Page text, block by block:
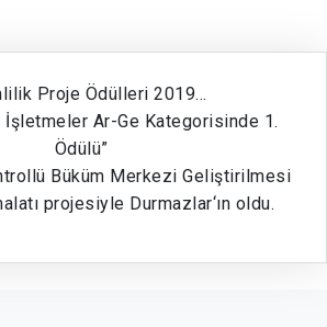
Proje Ödülleri 2019…
İşletmeler Ar-Ge Kategorisinde 1.
Ödülü”
Büküm Merkezi Geliştirilmesi
projesiyle Durmazlar‘ın oldu.